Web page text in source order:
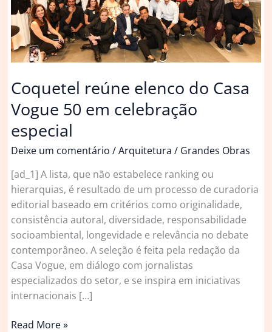
Coquetel reúne elenco do Casa
Vogue 50 em celebração
especial
Deixe um comentário /Arquitetura / Grandes Obras
[ad_1] A lista, que não estabelece ranking ou
hierarquias, é resultado de um processo de curadoria
editorial baseado em critérios como originalidade,
consistência autoral, diversidade, responsabilidade
socioambiental, longevidade e relevância no debate
contemporâneo. A seleção é feita pela redação da
Casa Vogue, em diálogo com jornalistas
especializados do setor, e se inspira em iniciativas
internacionais […]
Coquetel
Read More »